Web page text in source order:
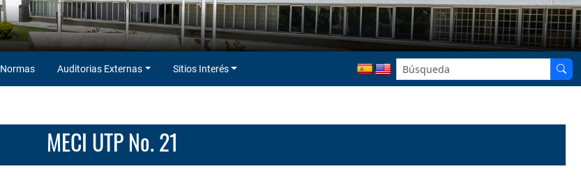
Normas Auditorias Externas Sitios Interés
MECI UTP No. 21